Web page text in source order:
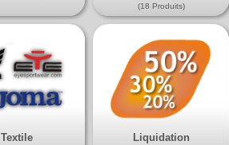
(18 Produits)
Textile Liquidation